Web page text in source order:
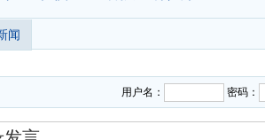
闻
用户名： 密码：